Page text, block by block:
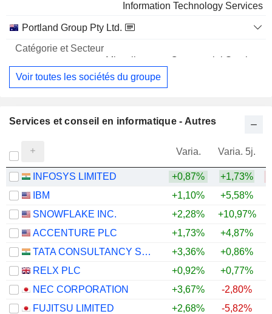
Information Technology Services
Portland Group Pty Ltd.
Voir toutes les sociétés du groupe
Services et conseil en informatique - Autres
Varia. Varia. 5j.
INFOSYS LIMITED +0,87% +1,73%
IBM
+1,10% +5,58%
SNOWFLAKE INC.
+2,28% +10,97%
ACCENTURE PLC
+1,73% +4,87%
TATA CONSULTANCY SERVICES LTD.
+3,36% +0,86%
RELX PLC
+0,92% +0,77%
NEC CORPORATION
+3,67% -2,80%
FUJITSU LIMITED
+2,68% -5,82%